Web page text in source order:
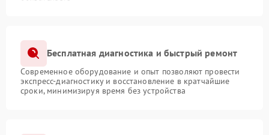
Бесплатная диагностика и быстрый ремонт
Современное оборудование и опыт позволяют провести
экспресс-диагностику и восстановление в кратчайшие
сроки, минимизируя время без устройства